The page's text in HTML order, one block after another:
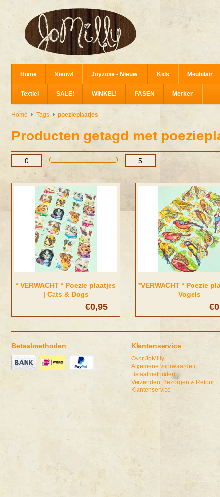
Home Nieuw! Joyzone - Nieuw! Kids Meubilair
Textiel SALE! WINKEL! PASEN Merken
Home Tags poezieplaatjes
Producten getagd met
* VERWACHT * Poezie plaatjes
| Cats & Dogs
€0,95
*VERWACHT * Poezie
Vogels
Betaalmethoden Klantenservice
Over JoMilly
Algemene voorwaarden
Betaalmethoden
Verzenden, Bezorgen & Retour
Klantenservice